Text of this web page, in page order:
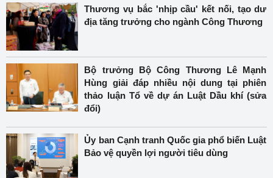
Thương vụ bắc 'nhịp cầu' kết nối, tạo dư
địa tăng trưởng cho ngành Công Thương
Bộ trưởng Bộ Công Thương Lê Mạnh
Hùng giải đáp nhiều nội dung tại phiên
thảo luận Tổ về dự án Luật Dầu khí (sửa
đổi)
Ủy ban Cạnh tranh Quốc gia phổ biến Luật
Bảo vệ quyền lợi người tiêu dùng